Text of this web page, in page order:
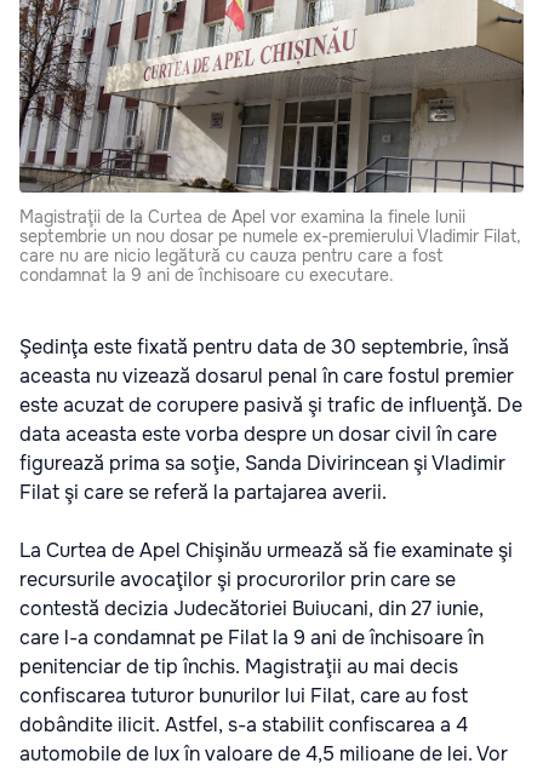
Magistraţii de la Curtea de Apel vor examina la finele lunii
septembrie un nou dosar pe numele ex-premierului Vladimir Filat,
care nu are nicio legătură cu cauza pentru care a fost
condamnat la 9 ani de închisoare cu executare.
Şedinţa este fixată pentru data de 30 septembrie, însă
aceasta nu vizează dosarul penal în care fostul premier
este acuzat de corupere pasivă şi trafic de influenţă. De
data aceasta este vorba despre un dosar civil în care
figurează prima sa soţie, Sanda Divirincean şi Vladimir
Filat şi care se referă la partajarea averii.
La Curtea de Apel Chişinău urmează să fie examinate şi
recursurile avocaţilor şi procurorilor prin care se
contestă decizia Judecătoriei Buiucani, din 27 iunie,
care l-a condamnat pe Filat la 9 ani de închisoare în
penitenciar de tip închis. Magistraţii au mai decis
confiscarea tuturor bunurilor lui Filat, care au fost
dobândite ilicit. Astfel, s-a stabilit confiscarea a 4
automobile de lux în valoare de 4,5 milioane de lei. Vor